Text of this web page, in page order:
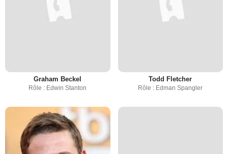
Graham Beckel
Rôle : Edwin Stanton
Todd Fletcher
Rôle : Edman Spangler